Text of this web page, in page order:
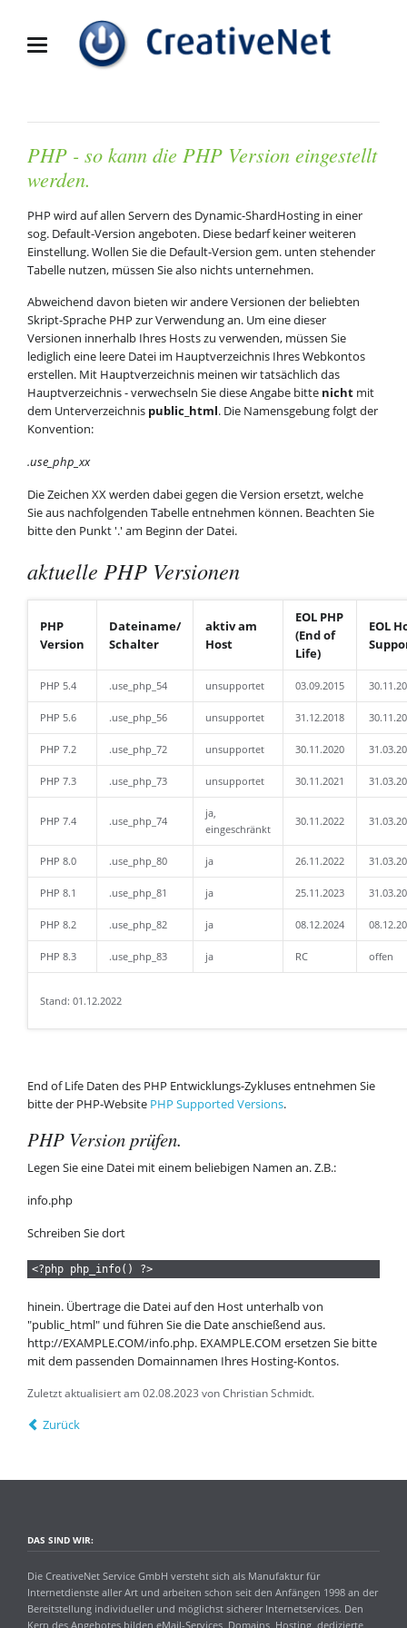
PHP - so kann die PHP Version eingestellt
werden.
PHP wird auf allen Servern des Dynamic-ShardHosting in einer
sog. Default-Version angeboten. Diese bedarf keiner weiteren
Einstellung. Wollen Sie die Default-Version gem. unten stehender
Tabelle nutzen, müssen Sie also nichts unternehmen.
Abweichend davon bieten wir andere Versionen der beliebten
Skript-Sprache PHP zur Verwendung an. Um eine dieser
Versionen innerhalb Ihres Hosts zu verwenden, müssen Sie
lediglich eine leere Datei im Hauptverzeichnis Ihres Webkontos
erstellen. Mit Hauptverzeichnis meinen wir tatsächlich das
Hauptverzeichnis - verwechseln Sie diese Angabe bitte nichtmit
dem Unterverzeichnis public_html. Die Namensgebung folgt der
Konvention:
.use_php_xx
Die Zeichen XX werden dabei gegen die Version ersetzt, welche
Sie aus nachfolgenden Tabelle entnehmen können. Beachten Sie
bitte den Punkt '.' am Beginn der Datei.
aktuelle PHP Versionen
PHP
Version
Dateiname/
Schalter
aktiv am
Host
EOL PHP
(End of
Life)
EOL
PHP 5.4 .use_php_54 unsupportet 03.09.2015
PHP 5.6 .use_php_56 unsupportet 31.12.2018
PHP 7.2 .use_php_72 unsupportet 30.11.2020
PHP 7.3 .use_php_73 unsupportet 30.11.2021
PHP 7.4 .use_php_74
ja,
eingeschränkt
30.11.2022
PHP 8.0 .use_php_80 ja 26.11.2022
PHP 8.1 .use_php_81 ja 25.11.2023
PHP 8.2 .use_php_82 ja 08.12.2024
PHP 8.3 .use_php_83 ja RC offen
Stand: 01.12.2022
End of Life Daten des PHP Entwicklungs-Zykluses entnehmen Sie
bitte der PHP-Website PHP Supported Versions.
PHP Version prüfen.
Legen Sie eine Datei mit einem beliebigen Namen an. Z.B.:
info.php
Schreiben Sie dort
<?php php_info() ?>
hinein. Übertrage die Datei auf den Host unterhalb von
"public_html" und führen Sie die Date anschießend aus.
http://EXAMPLE.COM/info.php. EXAMPLE.COM ersetzen Sie bitte
mit dem passenden Domainnamen Ihres Hosting-Kontos.
Zuletzt aktualisiert am 02.08.2023 von Christian Schmidt.
Zurück
DAS SIND WIR:
Die CreativeNet Service GmbH versteht sich als Manufaktur für
Internetdienste aller Art und arbeiten schon seit den Anfängen 1998 an der
Bereitstellung individueller und möglichst sicherer Internetservices. Den
Kern des Angebotes bilden eMail-Services, Domains, Hosting, dedizierte